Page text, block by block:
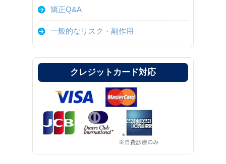
矯正Q&A
一般的なリスク・副作用
クレジットカード対応